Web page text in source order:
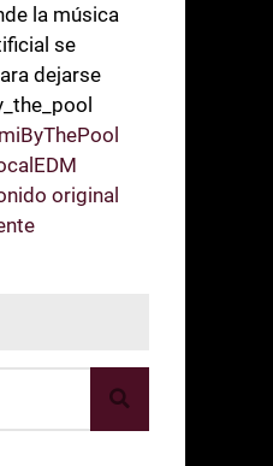
la música
se
dejarse
original